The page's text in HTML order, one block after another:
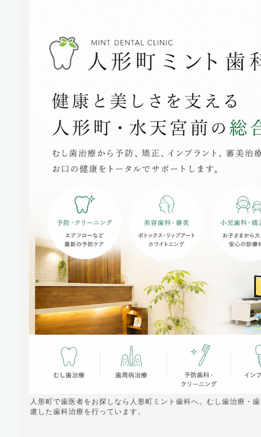
人形町で歯医者をお探しなら人形町ミント歯科へ。むし歯治療・
慮した歯科治療を行っています。